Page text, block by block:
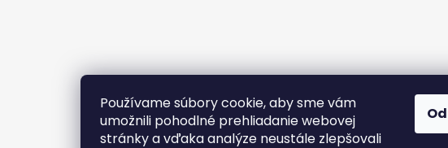
Používame súbory cookie, aby sme vám
umožnili pohodlné prehliadanie webovej
stránky a vďaka analýze neustále zlepšovali